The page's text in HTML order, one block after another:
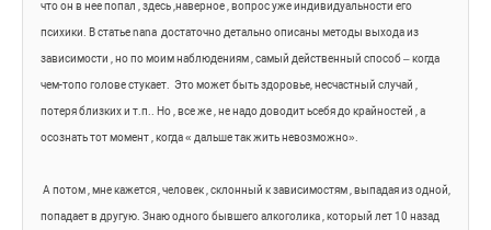
что он в нее попал , здесь ,наверное , вопрос уже индивидуальности его
психики. В статье nana достаточно детально описаны методы выхода из
зависимости , но по моим наблюдениям , самый действенный способ – когда
чем-топо голове стукает. Это может быть здоровье, несчастный случай ,
потеря близких и т.п.. Но , все же , не надо доводит ьсебя до крайностей , а
осознать тот момент , когда « дальше так жить невозможно».
А потом , мне кажется , человек , склонный к зависимостям , выпадая из одной,